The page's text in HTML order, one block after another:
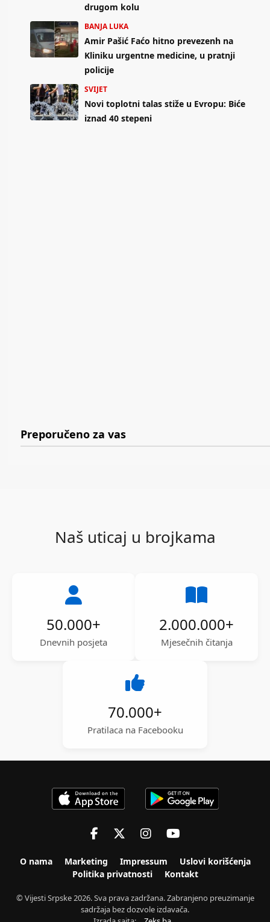
drugom kolu
BANJA LUKA
Amir Pašić Faćo hitno prevezenh na
Kliniku urgentne medicine, u pratnji
policije
SVIJET
Novi toplotni talas stiže u Evropu: Biće
iznad 40 stepeni
Preporučeno za vas
Naš uticaj u brojkama
50.000+
Dnevnih posjeta
2.000.000+
Mjesečnih čitanja
70.000+
Pratilaca na Facebooku
O nama Marketing Impressum
Uslovi korišćenja
Politika privatnosti
Kontakt
© Vijesti Srpske 2026. Sva prava zadržana. Zabranjeno preuzimanje
sadržaja bez dozvole izdavača.